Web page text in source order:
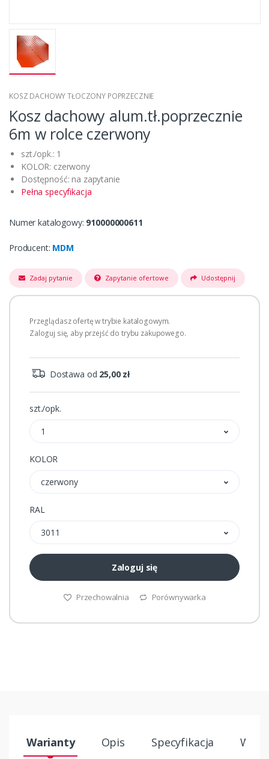
KOSZ DACHOWY TŁOCZONY POPRZECZNIE
Kosz dachowy alum.tł.poprzecznie
6m w rolce czerwony
szt./opk.: 1
KOLOR: czerwony
Dostępność: na zapytanie
Pełna specyfikacja
Numer katalogowy: 910000000611
Producent: MDM
Zadaj pytanie Zapytanie ofertowe Udostępnij
Przeglądasz ofertę w trybie katalogowym.
Zaloguj się, aby przejść do trybu zakupowego.
Dostawa od 25,00 zł
szt./opk.
1
KOLOR
czerwony
RAL
3011
Zaloguj się
Przechowalnia Porównywarka
Warianty Opis Specyfikacja